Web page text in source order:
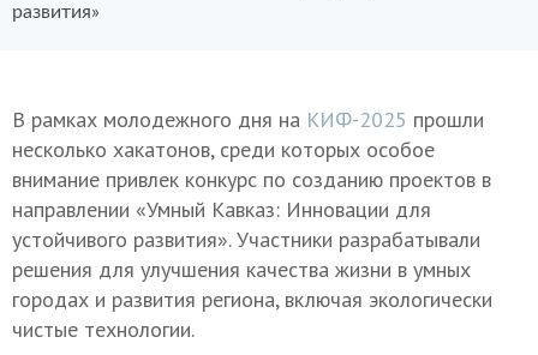
развития»
В рамках молодежного дня на КИФ-2025 прошли
несколько хакатонов, среди которых особое
внимание привлек конкурс по созданию проектов в
направлении «Умный Кавказ: Инновации для
устойчивого развития». Участники разрабатывали
решения для улучшения качества жизни в умных
городах и развития региона, включая экологически
чистые технологии.